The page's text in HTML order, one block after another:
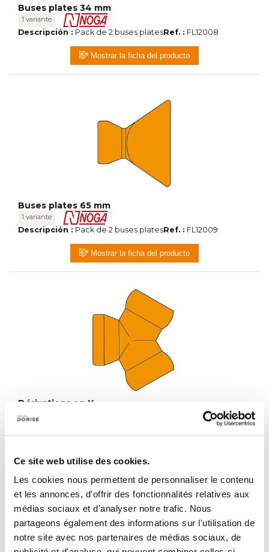
Ce site web utilise des cookies.
Les cookies nous permettent de personnaliser le contenu
et les annonces, d'offrir des fonctionnalités relatives aux
médias sociaux et d'analyser notre trafic. Nous
partageons également des informations sur l'utilisation de
notre site avec nos partenaires de médias sociaux, de
Buses plates 34 mm
1 variante
Descripción : Pack de 2 buses platesRef. : FL12008
Mostrar la ficha del producto
Buses plates 65 mm
1 variante
Descripción : Pack de 2 buses platesRef. : FL12009
Mostrar la ficha del producto
Dérivations en Y
1 variante